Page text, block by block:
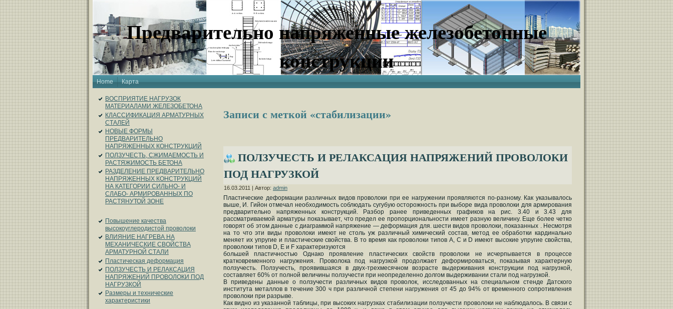
Предварительно напряженные железобетонные
конструкции
Home Карта
ВОСПРИЯТИЕ НАГРУЗОК
МАТЕРИАЛАМИ ЖЕЛЕЗОБЕТОНА
КЛАССИФИКАЦИЯ АРМАТУРНЫХ
СТАЛЕЙ
НОВЫЕ ФОРМЫ
ПРЕДВАРИТЕЛЬНО
НАПРЯЖЕННЫХ КОНСТРУКЦИЙ
ПОЛЗУЧЕСТЬ, СЖИМАЕМОСТЬ И
РАСТЯЖИМОСТЬ БЕТОНА
РАЗДЕЛЕНИЕ ПРЕДВАРИТЕЛЬНО
НАПРЯЖЕННЫХ КОНСТРУКЦИЙ
НА КАТЕГОРИИ СИЛЬНО- И
СЛАБО- АРМИРОВАННЫХ ПО
РАСТЯНУТОЙ ЗОНЕ
Повышение качества
высокоуглеродистой проволоки
ВЛИЯНИЕ НАГРЕВА НА
МЕХАНИЧЕСКИЕ СВОЙСТВА
АРМАТУРНОЙ СТАЛИ
Пластическая деформация
ПОЛЗУЧЕСТЬ И РЕЛАКСАЦИЯ
НАПРЯЖЕНИЙ ПРОВОЛОКИ ПОД
НАГРУЗКОЙ
Размеры и технические
характеристики
Записи с меткой «стабилизации»
ПОЛЗУЧЕСТЬ И РЕЛАКСАЦИЯ НАПРЯЖЕНИЙ ПРОВОЛОКИ
ПОД НАГРУЗКОЙ
16.03.2011 | Автор: admin
Пластические деформации различных видов проволоки при ее нагружении проявляются по-разному. Как указывалось
выше, И. Гийон отмечал необходимость соблюдать сугубую осторожность при выборе вида проволоки для армирования
предварительно напряженных конструкций. Разбор ранее приведенных графиков на рис. 3.40 и 3.43 для
рассматриваемой арматуры показывает, что предел ее пропорциональности имеет разную величину. Еще более четко
говорят об этом данные с диаграммой напряжение — деформация для. шести видов проволоки, показанных . Несмотря
на то что эти виды проволоки имеют не столь уж различный химический состав, метод ее обработки кардинально
меняет их упругие и пластические свойства. В то время как проволоки типов А, С и D имеют высокие упругие свойства,
проволоки типов D, Е и F характеризуются
большей пластичностью Однако проявление пластических свойств проволоки не исчерпывается в процессе
кратковременного нагружения. Проволока под нагрузкой продолжает деформироваться, показывая характерную
ползучесть. Ползучесть, проявившаяся в двух-трехмесячном возрасте выдерживания конструкции под нагрузкой,
составляет 60% от полной величины ползучести при неопределенно долгом выдерживании стали под нагрузкой.
В приведены данные о ползучести различных видов проволок, исследованных на специальном стенде Датского
института металлов в течение 300 ч при различной степени нагружения от 45 до 94% от временного сопротивления
проволоки при разрыве.
Как видно из указанной таблицы, при высоких нагрузках стабилизации ползучести проволоки не наблюдалось. В связи с